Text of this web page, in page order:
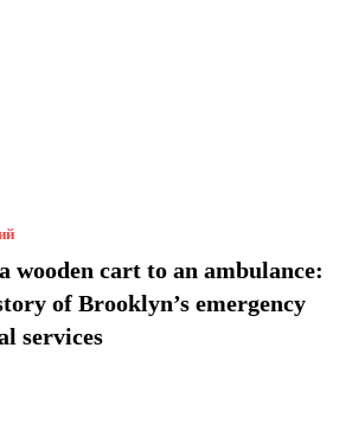
wooden cart to an ambulance:
of Brooklyn’s emergency
services